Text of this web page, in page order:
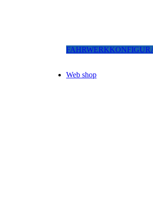
Web shop